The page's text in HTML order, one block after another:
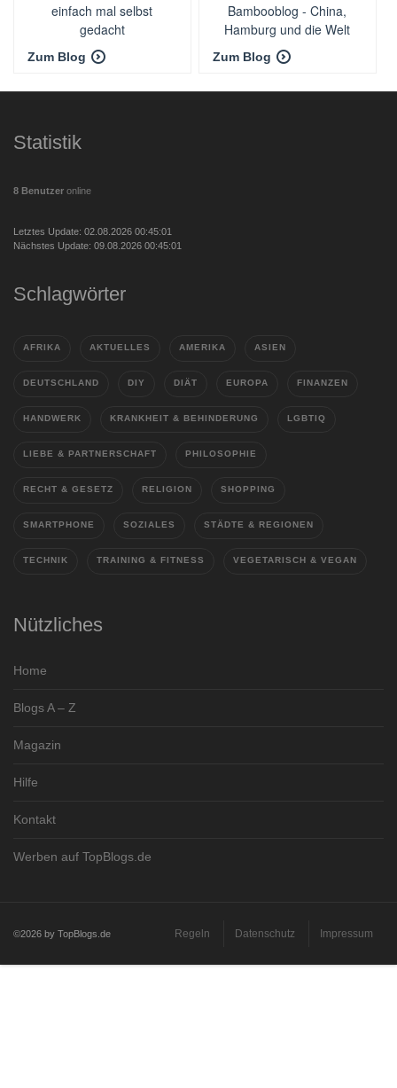
einfach mal selbst
gedacht
Zum Blog
Bambooblog - China,
Hamburg und die Welt
Zum Blog
Statistik
8 Benutzer online
Letztes Update: 02.08.2026 00:45:01
Nächstes Update: 09.08.2026 00:45:01
Schlagwörter
AFRIKA AKTUELLES AMERIKA ASIEN
DEUTSCHLAND DIY DIÄT EUROPA FINANZEN
HANDWERK KRANKHEIT & BEHINDERUNG LGBTIQ
LIEBE & PARTNERSCHAFT PHILOSOPHIE
RECHT & GESETZ RELIGION SHOPPING
SMARTPHONE SOZIALES STÄDTE & REGIONEN
TECHNIK TRAINING & FITNESS VEGETARISCH & VEGAN
Nützliches
Home
Blogs A – Z
Magazin
Hilfe
Kontakt
Werben auf TopBlogs.de
©2026 by TopBlogs.de Regeln Datenschutz Impressum